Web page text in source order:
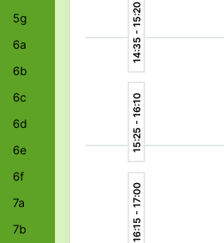
5g
6a
6b
6c
6d
6e
6f
7a
7b
14:35 - 15:20
15:25 - 16:10
16:15 - 17:00